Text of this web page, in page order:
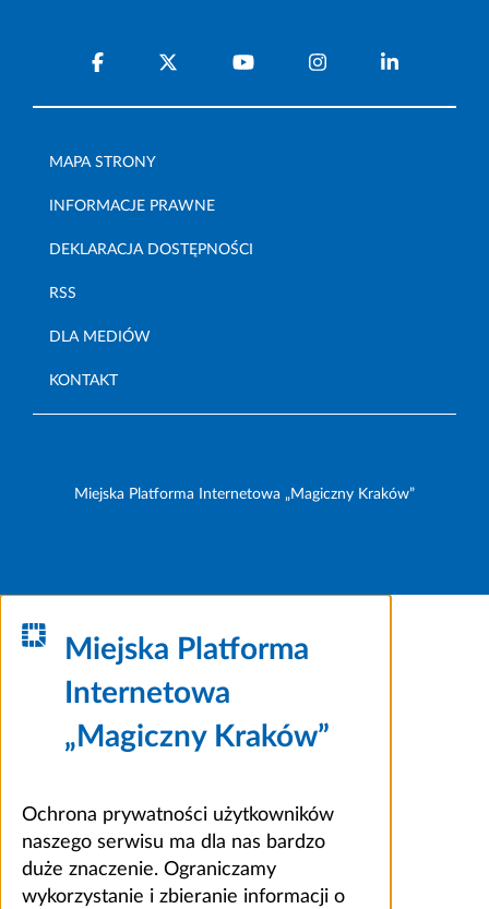
MAPA STRONY
INFORMACJE PRAWNE
DEKLARACJA DOSTĘPNOŚCI
RSS
DLA MEDIÓW
KONTAKT
Miejska Platforma Internetowa „Magiczny Kraków”
Miejska Platforma
Internetowa
„Magiczny Kraków”
Ochrona prywatności użytkowników
naszego serwisu ma dla nas bardzo
duże znaczenie. Ograniczamy
wykorzystanie i zbieranie informacji o